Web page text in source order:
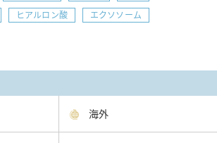
ヒアルロン酸
エクソソーム
海外